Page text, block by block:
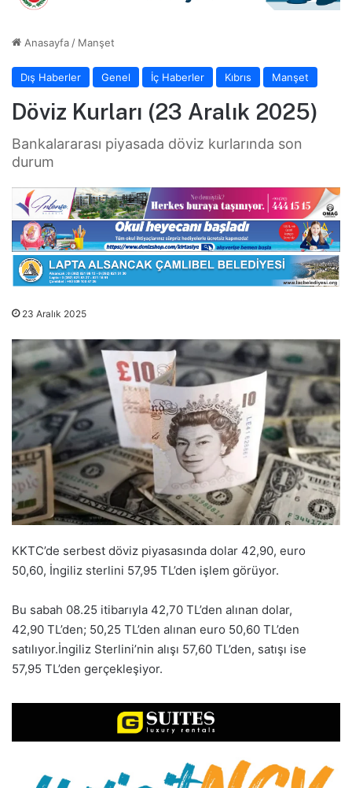
Anasayfa / Manşet
Dış Haberler Genel İç Haberler Kıbrıs Manşet
Döviz Kurları (23 Aralık 2025)
Bankalararası piyasada döviz kurlarında son
durum
23 Aralık 2025
KKTC’de serbest döviz piyasasında dolar 42,90, euro
50,60, İngiliz sterlini 57,95 TL’den işlem görüyor.
Bu sabah 08.25 itibarıyla 42,70 TL’den alınan dolar,
42,90 TL’den; 50,25 TL’den alınan euro 50,60 TL’den
satılıyor.İngiliz Sterlini’nin alışı 57,60 TL’den, satışı ise
57,95 TL’den gerçekleşiyor.